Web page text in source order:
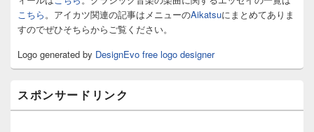
ト
ア
こちら。アイカツ関連の記事はメニューのAikatsuにまとめてありま
すのでぜひそちらからご覧ください。
Logo generated by DesignEvo free logo designer
スポンサードリンク